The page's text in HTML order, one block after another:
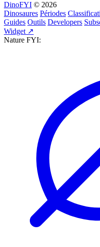
DinoFYI © 2026
Dinosaures Périodes
Guides Outils Developers
Widget ↗
Nature FYI: